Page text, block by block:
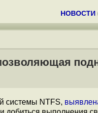
НОВОСТИ
системы NTFS,